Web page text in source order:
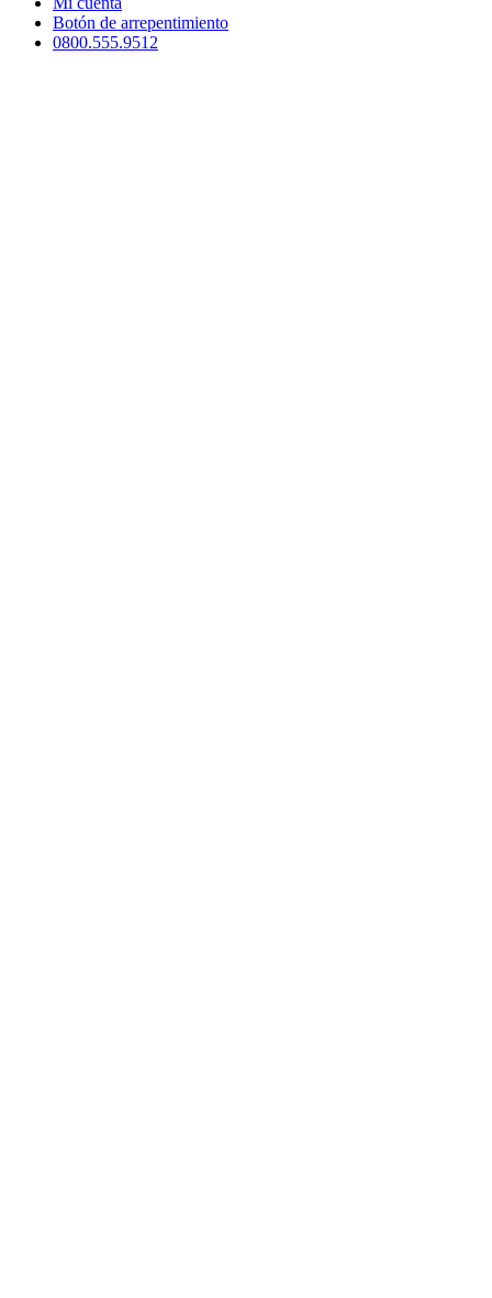
Botón de arrepentimiento
0800.555.9512